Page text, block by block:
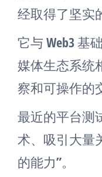
经取得了坚实
它与 Web3 基
媒体生态系统
察和可操作的
最近的平台测
术、吸引大量
的能力”。